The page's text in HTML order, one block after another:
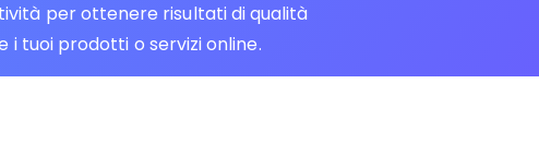
per ottenere risultati di qualità
i tuoi prodotti o servizi online.